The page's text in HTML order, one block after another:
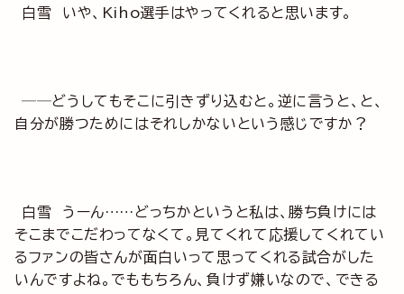
白雪 いや、Kiho選手はやってくれると思います。
──どうしてもそこに引きずり込むと。逆に言うと、と、
自分が勝つためにはそれしかないという感じですか？
白雪 うーん……どっちかというと私は、勝ち負けには
そこまでこだわってなくて。見てくれて応援してくれてい
るファンの皆さんが面白いって思ってくれる試合がした
いんですよね。でももちろん、負けず嫌いなので、できる